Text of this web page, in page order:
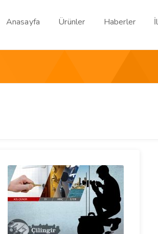
Anasayfa Ürünler Haberler